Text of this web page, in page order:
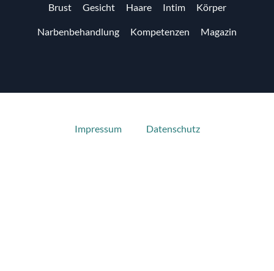
Brust Gesicht Haare Intim Körper
Narbenbehandlung Kompetenzen Magazin
Impressum
Datenschutz